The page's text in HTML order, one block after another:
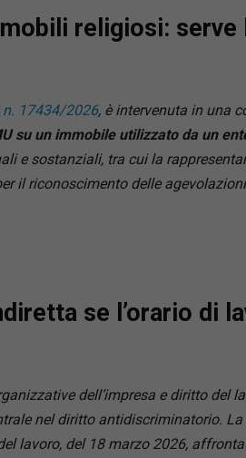
religiosi: serve
n. 17434/2026, è intervenuta in una
su un immobile utilizzato da un
e sostanziali, tra cui la
il riconoscimento delle
se l’orario di
dell’impresa e diritto del
nel diritto antidiscriminatorio.
lavoro, del 18 marzo 2026, affronta